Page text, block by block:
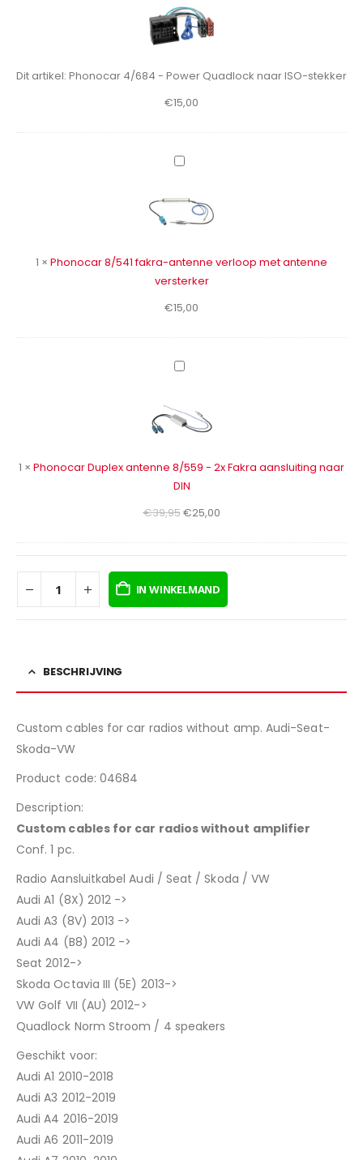
-
Power
stekker
Dit artikel: Phonocar 4/684 - Power Quadlock naar ISO-stekker
€15,00
Phonocar
fakra-
antenne
met
antenne
1 × Phonocar 8/541 fakra-antenne verloop met antenne
versterker
€15,00
Phonocar
8/559
2x
Fakra
naar
1 × Phonocar Duplex antenne 8/559 - 2x Fakra aansluiting naar
DIN
€39,95Oorspronkelijke
€39,95.
€25,00Huidige
€25,00.
IN WINKELMAND
BESCHRIJVING
Custom cables for car radios without amp. Audi-Seat-
Skoda-VW
Product code: 04684
Description:
Custom cables for car radios without amplifier
Conf. 1 pc.
Radio Aansluitkabel Audi / Seat / Skoda / VW
Audi A1 (8X) 2012 ->
Audi A3 (8V) 2013 ->
Audi A4 (B8) 2012 ->
Seat 2012->
Skoda Octavia III (5E) 2013->
VW Golf VII (AU) 2012->
Quadlock Norm Stroom / 4 speakers
Geschikt voor:
Audi A1 2010-2018
Audi A3 2012-2019
Audi A4 2016-2019
Audi A6 2011-2019